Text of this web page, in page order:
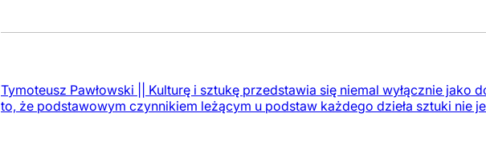
Tymoteusz Pawłowski || Kulturę i sztukę przedstawia się niemal wyłącznie jako
to, że podstawowym czynnikiem leżącym u podstaw każdego dzieła sztuki nie